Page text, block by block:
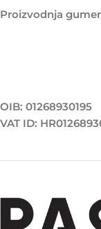
Proizvodnja
OIB: 01268930195
VAT ID: